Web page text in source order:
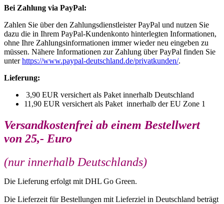
Bei Zahlung via PayPal:
Zahlen Sie über den Zahlungsdienstleister PayPal und nutzen Sie
dazu die in Ihrem PayPal-Kundenkonto hinterlegten Informationen,
ohne Ihre Zahlungsinformationen immer wieder neu eingeben zu
müssen. Nähere Informationen zur Zahlung über PayPal finden Sie
unterhttps://www.paypal-deutschland.de/privatkunden/.
Lieferung:
3,90 EUR versichert als Paket innerhalb Deutschland
11,90 EUR versichert als Paket innerhalb der EU Zone 1
Versandkostenfrei ab einem Bestellwert
von 25,- Euro
(nur innerhalb Deutschlands)
Die Lieferung erfolgt mit DHL Go Green.
Die Lieferzeit für Bestellungen mit Lieferziel in Deutschland beträgt